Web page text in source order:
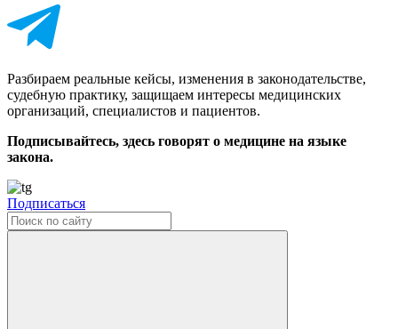
Разбираем реальные кейсы, изменения в законодательстве,
судебную практику, защищаем интересы медицинских
организаций, специалистов и пациентов.
Подписывайтесь, здесь говорят о медицине на языке
закона.
Подписаться